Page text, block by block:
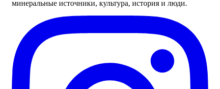
минеральные источники, культура, история и люди.